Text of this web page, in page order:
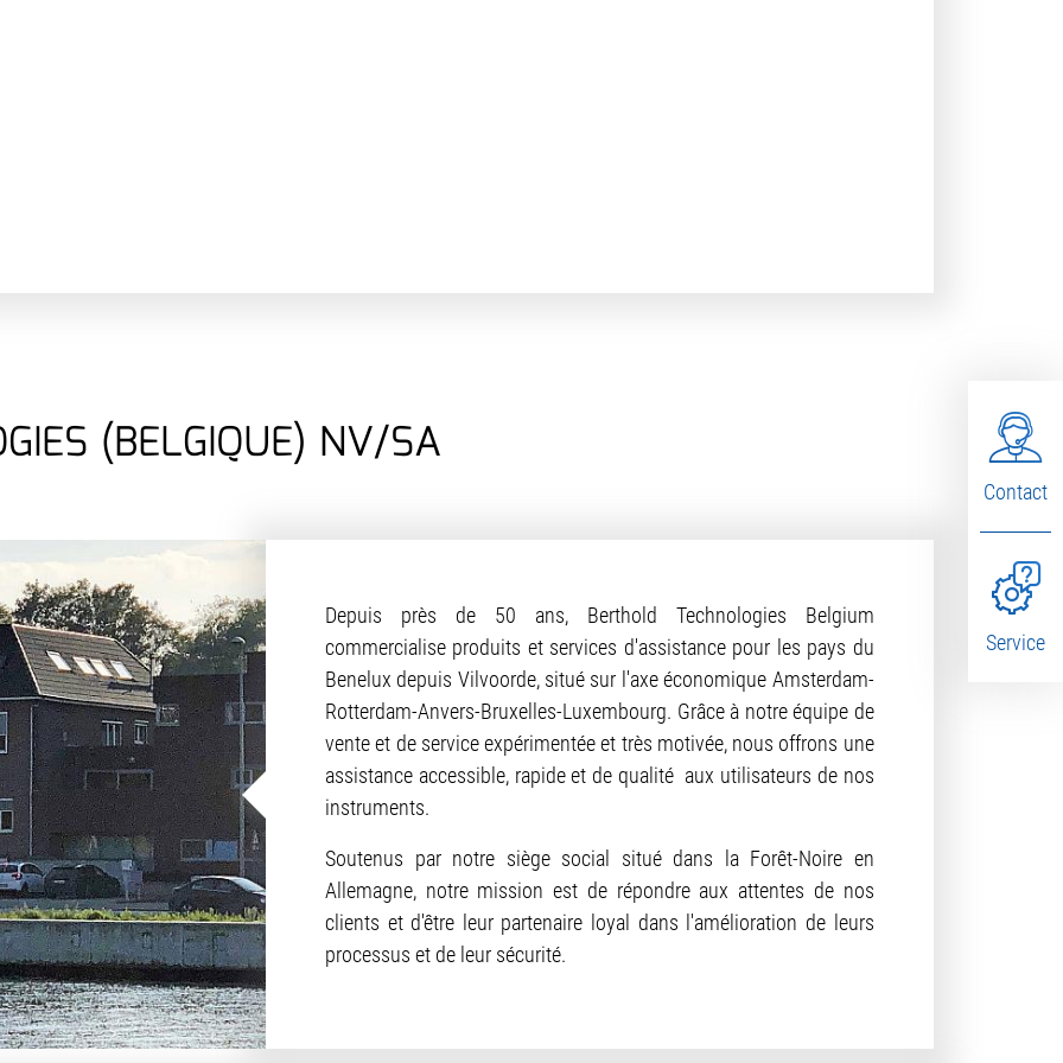
(BELGIQUE) NV/SA
Depuis près de 50 ans, Berthold Technologies Belgium
commercialise produits et services d'assistance pour les pays du
Benelux depuis Vilvoorde, situé sur l'axe économique Amsterdam-
Rotterdam-Anvers-Bruxelles-Luxembourg. Grâce à notre équipe de
vente et de service expérimentée et très motivée, nous offrons une
assistance accessible, rapide et de qualité aux utilisateurs de nos
instruments.
Soutenus par notre siège social situé dans la Forêt-Noire en
Allemagne, notre mission est de répondre aux attentes de nos
clients et d'être leur partenaire loyal dans l'amélioration de leurs
processus et de leur sécurité.
Contact
Service